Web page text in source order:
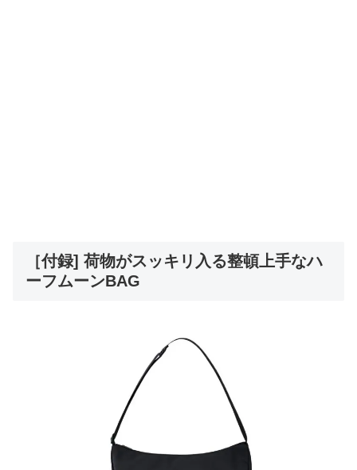
［付録] 荷物がスッキリ入る整頓上手なハ
ーフムーンBAG